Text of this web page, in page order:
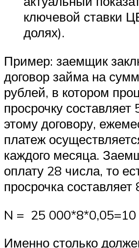
ключевой ставки
долях).
Пример: заемщик
договор займа на
рублей, в котором
просрочку составляет
этому договору,
платеж
каждого месяца.
оплату 28 числа, то
просрочка составляет
N = 25 000*8*0,05=10
Именно столько